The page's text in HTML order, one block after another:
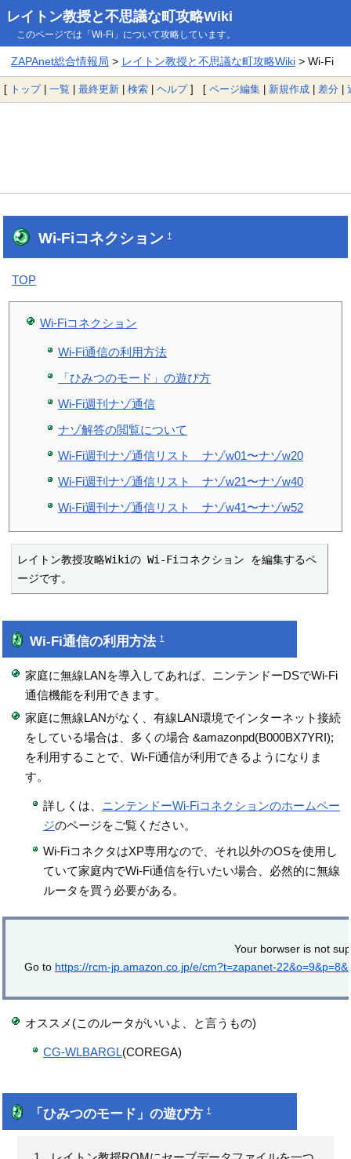
レイトン教授と不思議な町攻略Wiki
このページでは「Wi-Fi」について攻略しています。
ZAPAnet総合情報局 > レイトン教授と不思議な町攻略Wiki> Wi-Fi
[ トップ| 一覧 | 最終更新 | 検索 | ヘルプ] [ ページ編集 | 新規作成 | 差分 |
Wi-Fiコネクション†
TOP
Wi-Fiコネクション
Wi-Fi通信の利用方法
「ひみつのモード」の遊び方
Wi-Fi週刊ナゾ通信
ナゾ解答の閲覧について
Wi-Fi週刊ナゾ通信リスト ナゾw01〜ナゾw20
Wi-Fi週刊ナゾ通信リスト ナゾw21〜ナゾw40
Wi-Fi週刊ナゾ通信リスト ナゾw41〜ナゾw52
レイトン教授攻略Wikiの Wi-Fiコネクション を編集するペ
ージです。
Wi-Fi通信の利用方法†
家庭に無線LANを導入してあれば、ニンテンドーDSでWi-Fi
通信機能を利用できます。
家庭に無線LANがなく、有線LAN環境でインターネット接続
をしている場合は、多くの場合 &amazonpd(B000BX7YRI);
を利用することで、Wi-Fi通信が利用できるようになりま
す。
詳しくは、 ニンテンドーWi-Fiコネクションのホームペー
ジのページをご覧ください。
Wi-FiコネクタはXP専用なので、それ以外のOSを使用し
ていて家庭内でWi-Fi通信を行いたい場合、必然的に無線
ルータを買う必要がある。
Your borwser is not
Go to https://rcm-jp.amazon.co.jp/e/cm?t=zapanet-
オススメ(このルータがいいよ、と言うもの)
CG-WLBARGL(COREGA)
「ひみつのモード」の遊び方†